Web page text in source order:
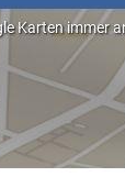
Karten immer